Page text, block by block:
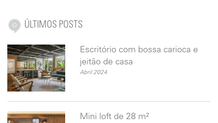
ÚLTIMOS POSTS
Escritório com bossa carioca e
jeitão de casa
Abril 2024
Mini loft de 28 m²